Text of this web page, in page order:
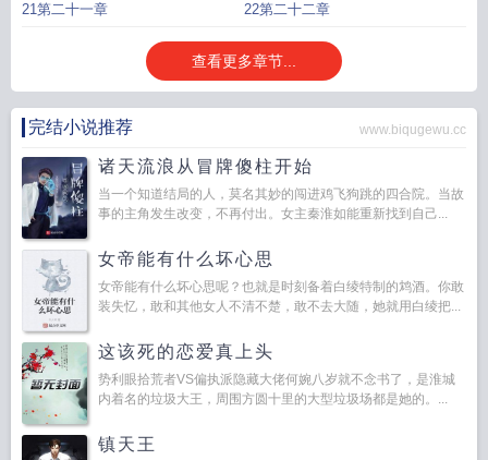
独立的人。继续逆袭往上爬。日常：甜甜蜜蜜夹杂三观不合危机，互帮互助中贴
贴着互相坑害（划掉）。*本文没有生子情节绞尽脑汁写文案中。前期憋屈，第一
卷结束后开始爽，后期很爽。——文案改过，角度不一样，但文章内容不变，如
果你看见作者又改了文名文案，请不要怀疑故事颠覆，这只是一个扑街的苦苦挣
扎罢了。（忏悔：下一本我会好好总结故事好好写文案）——自嗨式的文，从主
角小时候写起的，不喜欢的话请千万不要看。评论正常讨论都可，不要骂两个主
角，不要骂！不要骂！不要骂！我会删，看不爽我给你退订阅，嘴上留德。（在
这里认认真真磕一个头。）——为防止更多争议，本文自2025年3月9日开始由主
攻视角改为双视角。3月24日增加爽文标签。防盗已开，70％。背景为架空古
代，社会动乱，现实不要学习主角的行为。人设卡谢谢孩子干妈东方有灵老师约
的稿子（哼哼唧唧递花~下一本：将军说他喜欢朕，对朕一往情深，朕信了。《直
男一滴泪，演到朕心碎》（甜文，自我攻略）领导说君臣恋be率1000%，我不
信。《不要在朝堂谈恋爱》（强扭的瓜不甜但很好吃，学习向上管理）皮卡丘直
男伸出爪爪，尝试救赎一个刺猬阴暗师弟——《阴暗值又飙升了》（救赎，欢喜
冤家互怼~）发出请大家都收藏一下的狗叫声~
在线观看我老婆不是娇妻by北林大疯 我老婆不是娇妻北林大疯免费阅读我的老
婆不是妖
我老婆不是人我老婆不是娇妻晋江我老婆不是娇妻李宿我老婆不是
娇妻by北林大笔趣阁
林大疯免费阅读全文最新章节
21第二十一章 22第二十二章
查看更多章节...
完结小说推荐 www.biqugewu.cc
诸天流浪从冒牌傻柱开始
当一个知道结局的人，莫名其妙的闯进鸡飞狗跳的四合院。当故
事的主角发生改变，不再付出。女主秦淮如能重新找到自己...
女帝能有什么坏心思
女帝能有什么坏心思呢？也就是时刻备着白绫特制的鸩酒。你敢
装失忆，敢和其他女人不清不楚，敢不去大随，她就用白绫把...
这该死的恋爱真上头
势利眼拾荒者VS偏执派隐藏大佬何婉八岁就不念书了，是淮城
内着名的垃圾大王，周围方圆十里的大型垃圾场都是她的。...
镇天王